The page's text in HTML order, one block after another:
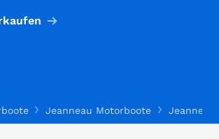
Jeanneau Motorboote Jeanneau